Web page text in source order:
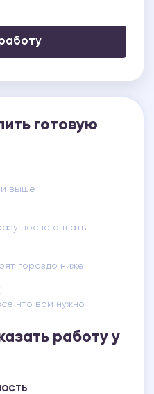
готовую
и выше
после оплаты
гораздо ниже
что вам нужно
работу у